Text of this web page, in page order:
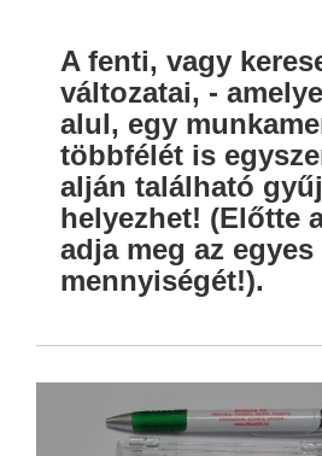
A fenti, vagy
változatai, -
alul, egy
többfélét is
alján található
helyezhet! (Előtte
adja meg az
mennyiségét!).